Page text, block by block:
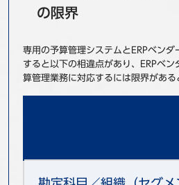
の限界
専用の予算管理システムとERPベン
すると以下の相違点があり、ERPベ
算管理業務に対応するには限界がある